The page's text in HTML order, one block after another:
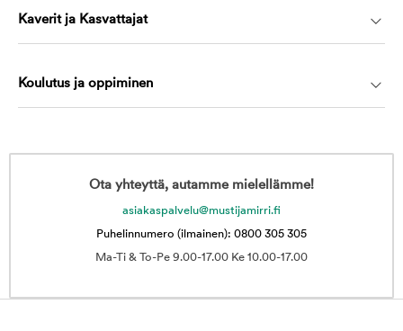
Kaverit ja Kasvattajat
Koulutus ja oppiminen
Ota yhteyttä, autamme mielellämme!
asiakaspalvelu@mustijamirri.fi
Puhelinnumero (ilmainen): 0800 305 305
Ma-Ti & To-Pe 9.00-17.00 Ke 10.00-17.00